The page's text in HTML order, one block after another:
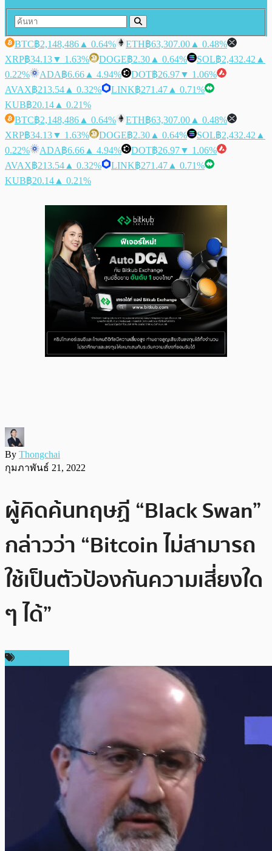
BTC฿2,148,486 ▲ 0.64% ETH฿63,307.00 ▲ 0.48%
XRP฿34.13▼ 1.63% DOGE฿2.30 ▲ 0.64% SOL฿2,432.42 ▲
0.22%
ADA฿6.66 ▲ 4.94% DOT฿26.97▼ 1.06%
AVAX฿213.54 ▲ 0.32% LINK฿271.47 ▲ 0.71%
KUB฿20.14 ▲ 0.21%
BTC฿2,148,486 ▲ 0.64% ETH฿63,307.00 ▲ 0.48%
XRP฿34.13▼ 1.63% DOGE฿2.30 ▲ 0.64% SOL฿2,432.42 ▲
0.22%
ADA฿6.66 ▲ 4.94% DOT฿26.97▼ 1.06%
AVAX฿213.54 ▲ 0.32% LINK฿271.47 ▲ 0.71%
KUB฿20.14 ▲ 0.21%
By Thongchai
กุมภาพันธ์ 21, 2022
ผู้คิดค้นทฤษฏี “Black Swan”
กล่าวว่า “Bitcoin ไม่สามารถ
ใช้เป็นตัวป้องกันความเสี่ยงใด
ๆ ได้”